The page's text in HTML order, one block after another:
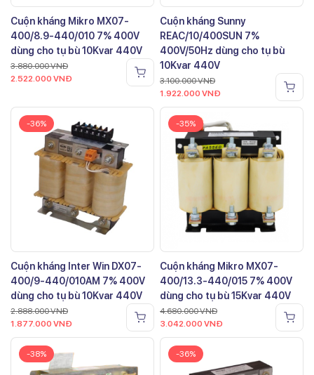
Cuộn kháng Mikro MX07-
400/8.9-440/010 7% 400V
dùng cho tụ bù 10Kvar 440V
3.880.000VNĐ
2.522.000 VNĐ
Cuộn kháng Sunny
REAC/10/400SUN 7%
400V/50Hz dùng cho tụ bù
10Kvar 440V
3.100.000VNĐ
1.922.000 VNĐ
-36%
Cuộn kháng Inter Win DX07-
400/9-440/010AM 7% 400V
dùng cho tụ bù 10Kvar 440V
2.888.000VNĐ
1.877.000 VNĐ
-35%
Cuộn kháng Mikro MX07-
400/13.3-440/015 7% 400V
dùng cho tụ bù 15Kvar 440V
4.680.000VNĐ
3.042.000 VNĐ
-38% -36%